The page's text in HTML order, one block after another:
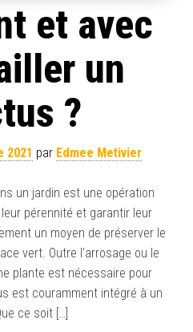
et avec
un
?
2021 par Edmee Metivier
un jardin est une opération
pérennité et garantir leur
un moyen de préserver le
vert. Outre l’arrosage ou le
plante est nécessaire pour
est couramment intégré à un
ce soit […]